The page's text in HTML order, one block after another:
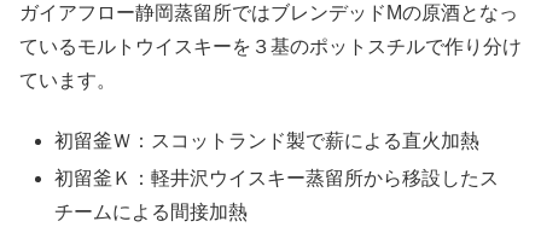
ガイアフロー静岡蒸留所ではブレンデッドMの原酒となっ
ているモルトウイスキーを３基のポットスチルで作り分け
ています。
初留釜Ｗ：スコットランド製で薪による直火加熱
初留釜Ｋ：軽井沢ウイスキー蒸留所から移設したス
チームによる間接加熱